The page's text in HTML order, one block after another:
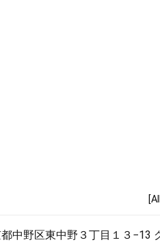
中野区東中野３丁目１３−13